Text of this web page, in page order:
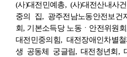
(사)대전민예총, (사)대전산내사
중의 집, 광주전남노동안전보건
회 , 기본소득당 노동ㆍ안전위원회
대전민중의힘, 대전장애인차별
생 공동체 궁글림,대전청년회 ,